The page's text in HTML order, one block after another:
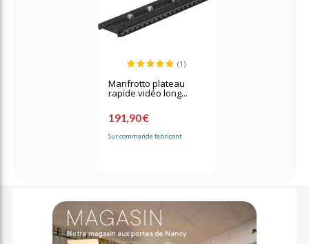
(1)
Manfrotto plateau
rapide vidéo long...
191,90 €
Sur commande fabricant